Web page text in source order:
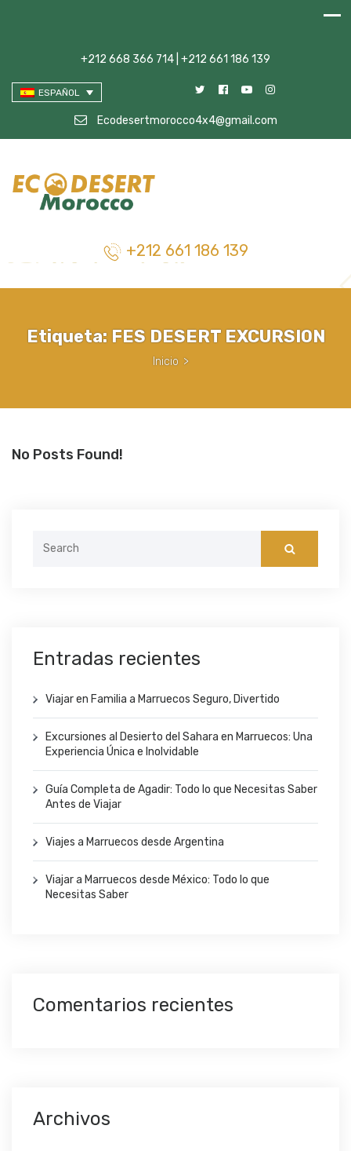
+212 668 366 714 | +212 661 186 139
ESPAÑOL
Ecodesertmorocco4x4@gmail.com
+212 661 186 139
Etiqueta: FES DESERT EXCURSION
Inicio >
No Posts Found!
Entradas recientes
Viajar en Familia a Marruecos Seguro, Divertido
Excursiones al Desierto del Sahara en Marruecos: Una
Experiencia Única e Inolvidable
Guía Completa de Agadir: Todo lo que Necesitas Saber
Antes de Viajar
Viajes a Marruecos desde Argentina
Viajar a Marruecos desde México: Todo lo que
Necesitas Saber
Comentarios recientes
Archivos